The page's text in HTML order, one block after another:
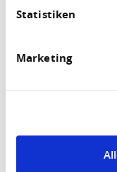
Statistiken
Marketing
Periode
2